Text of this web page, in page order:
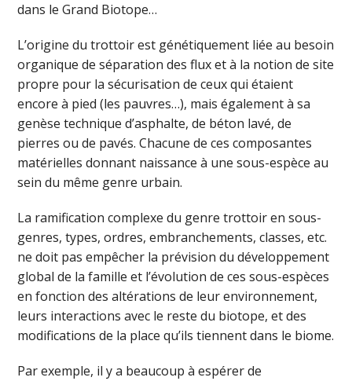
dans le Grand Biotope…
L’origine du trottoir est génétiquement liée au besoin
organique de séparation des flux et à la notion de site
propre pour la sécurisation de ceux qui étaient
encore à pied (les pauvres…), mais également à sa
genèse technique d’asphalte, de béton lavé, de
pierres ou de pavés. Chacune de ces composantes
matérielles donnant naissance à une sous-espèce au
sein du même genre urbain.
La ramification complexe du genre trottoir en sous-
genres, types, ordres, embranchements, classes, etc.
ne doit pas empêcher la prévision du développement
global de la famille et l’évolution de ces sous-espèces
en fonction des altérations de leur environnement,
leurs interactions avec le reste du biotope, et des
modifications de la place qu’ils tiennent dans le biome.
Par exemple, il y a beaucoup à espérer de